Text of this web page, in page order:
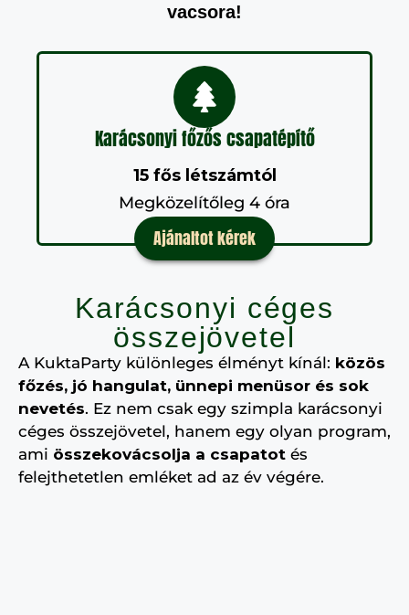
vacsora!
Karácsonyi céges
összejövetel
A KuktaParty különleges élményt kínál: közös
főzés, jó hangulat, ünnepi menüsor és sok
nevetés. Ez nem csak egy szimpla karácsonyi
céges összejövetel, hanem egy olyan program,
ami összekovácsolja a csapatot és
felejthetetlen emléket ad az év végére.
Karácsonyi főzős csapatépítő
15 fős létszámtól
Megközelítőleg 4 óra
Ajánaltot kérek